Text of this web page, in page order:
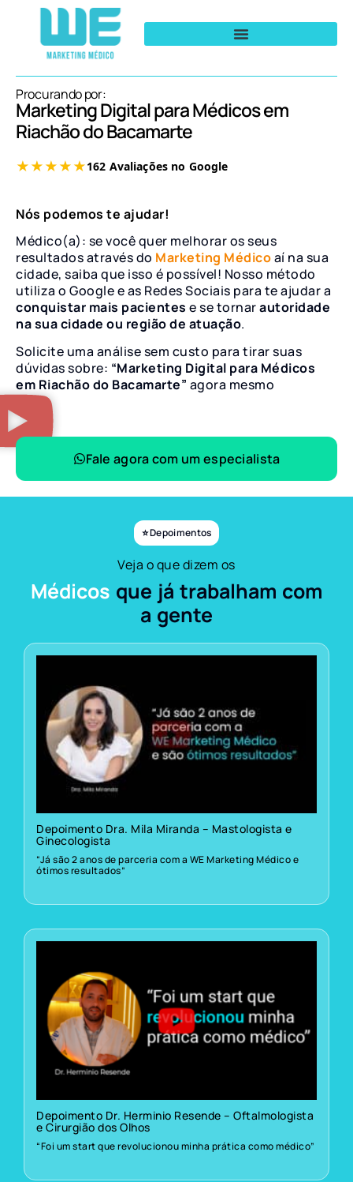
Procurando por:
Marketing Digital para Médicos em
Riachão do Bacamarte
Nós podemos te ajudar!
Médico(a): se você quer melhorar os seus
resultados através do Marketing Médicoaí na sua
cidade, saiba que isso é possível! Nosso método
utiliza o Google e as Redes Sociais para te ajudar a
conquistar mais pacientes e se tornarautoridade
na sua cidade ou região de atuação.
Solicite uma análise sem custo para tirar suas
dúvidas sobre: “Marketing Digital para Médicos
em Riachão do Bacamarte” agora mesmo
Fale agora com um especialista
⭐ Depoimentos
Veja o que dizem os
Médicos que já trabalham com
a gente
Depoimento Dra. Mila Miranda – Mastologista e
Ginecologista
“Já são 2 anos de parceria com a WE Marketing Médico e
ótimos resultados”
Depoimento Dr. Herminio Resende – Oftalmologista
e Cirurgião dos Olhos
“Foi um start que revolucionou minha prática como médico”